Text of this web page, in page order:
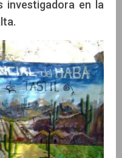
investigadora en la